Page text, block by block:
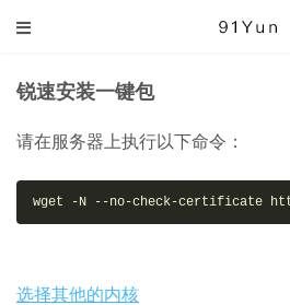
锐速安装一键包
请在服务器上执行以下命令：
wget -N --no-check-certificate
选择其他的内核